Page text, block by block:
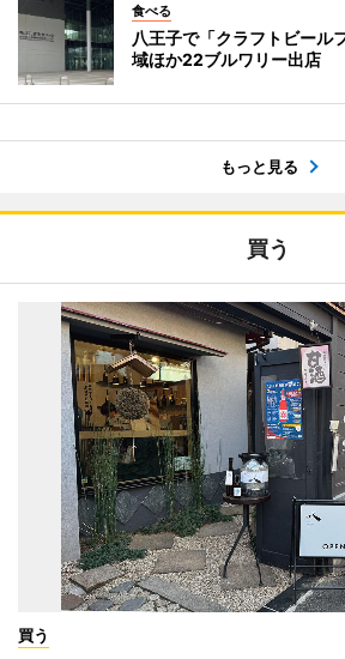
食べる
八王子で「クラフトビー
域ほか22ブルワリー出店
もっと見る
買う
買う